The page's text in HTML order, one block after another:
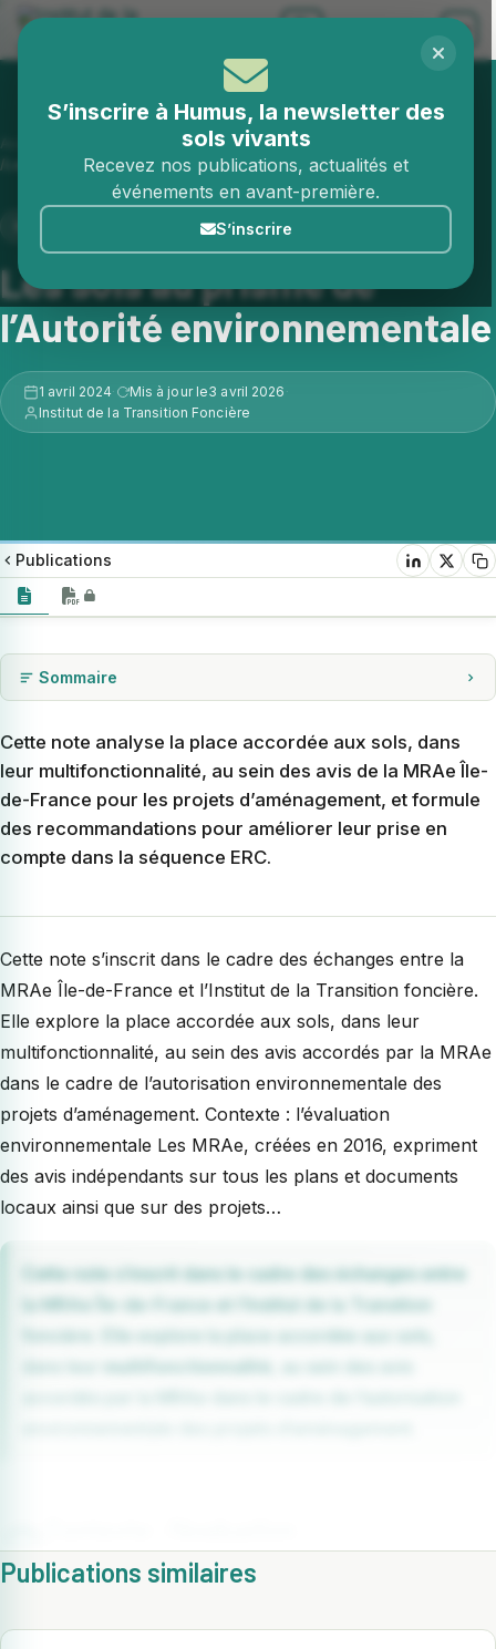
Aller au contenu
S’inscrire à Humus, la newsletter des
sols vivants
Recevez nos publications, actualités et
événements en avant-première.
S’inscrire
Les sols au prisme de l’Autorité environnementale
Les sols au prisme de
l’Autorité environnementale
1 avril 2024· Mis à jour le3 avril 2026 ·
Institut de la Transition Foncière
Publications
Sommaire
Contexte : l’évaluation environnementale
Une prise en compte partielle des sols
5 Recommandations de l’ITF
Cette note analyse la place accordée aux sols, dans
leur multifonctionnalité, au sein des avis de la MRAe Île-
de-France pour les projets d’aménagement, et formule
des recommandations pour améliorer leur prise en
compte dans la séquence ERC.
Cette note s’inscrit dans le cadre des échanges entre la
MRAe Île-de-France et l’Institut de la Transition foncière.
Elle explore la place accordée aux sols, dans leur
multifonctionnalité, au sein des avis accordés par la MRAe
dans le cadre de l’autorisation environnementale des
projets d’aménagement. Contexte : l’évaluation
environnementale Les MRAe, créées en 2016, expriment
des avis indépendants sur tous les plans et documents
locaux ainsi que sur des projets…
Cette note s’inscrit dans le cadre des échanges entre
la MRAe Île-de-France et l’Institut de la Transition
environnementale
Les MRAe, créées en 2016, expriment des avis
Publications similaires